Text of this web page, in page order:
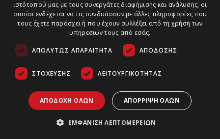
ιστότοπού μας με τους συνεργάτες διαφήμισης και ανάλυσης, οι
οποίοι ενδέχεται να τις συνδυάσουν με άλλες πληροφορίες που
τους έχετε παράσχει ή που έχουν συλλέξει από τη χρήση των
υπηρεσιών τους από εσάς.
ΑΠΟΛΎΤΩΣ ΑΠΑΡΑΊΤΗΤΑ ΑΠΌΔΟΣΗΣ
ΣΤΌΧΕΥΣΗΣ ΛΕΙΤΟΥΡΓΙΚΌΤΗΤΑΣ
ΑΠΟΔΟΧΉ ΌΛΩΝ ΑΠΌΡΡΙΨΗ ΌΛΩΝ
ΕΜΦΆΝΙΣΗ ΛΕΠΤΟΜΕΡΕΙΏΝ